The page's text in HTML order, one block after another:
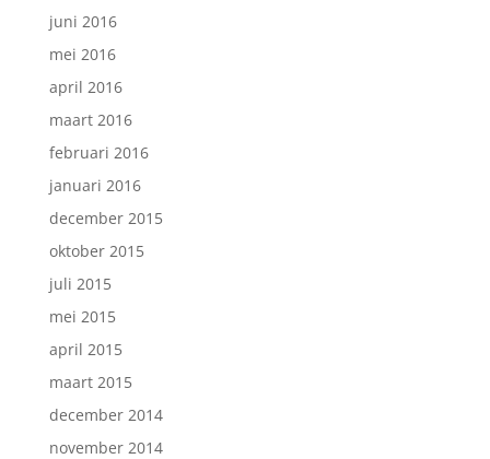
juni 2016
mei 2016
april 2016
maart 2016
februari 2016
januari 2016
december 2015
oktober 2015
juli 2015
mei 2015
april 2015
maart 2015
december 2014
november 2014